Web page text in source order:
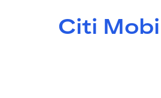
Citi